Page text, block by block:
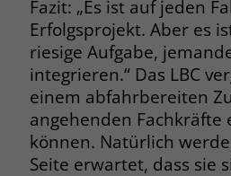
Fazit: „Es ist auf jeden
Erfolgsprojekt. Aber es
riesige Aufgabe,
integrieren.“ Das LBC
einem abfahrbereiten
angehenden Fachkräfte
können. Natürlich
Seite erwartet, dass sie